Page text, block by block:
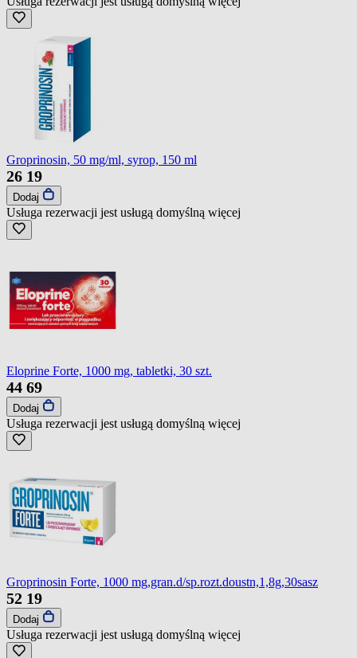
Groprinosin, 50 mg/ml, syrop, 150 ml
26 19
Dodaj
Usługa rezerwacji jest usługą domyślną więcej
Eloprine Forte, 1000 mg, tabletki, 30 szt.
44 69
Dodaj
Usługa rezerwacji jest usługą domyślną więcej
Groprinosin Forte, 1000 mg,gran.d/sp.rozt.doustn,1,8g,30sasz
52 19
Dodaj
Usługa rezerwacji jest usługą domyślną więcej